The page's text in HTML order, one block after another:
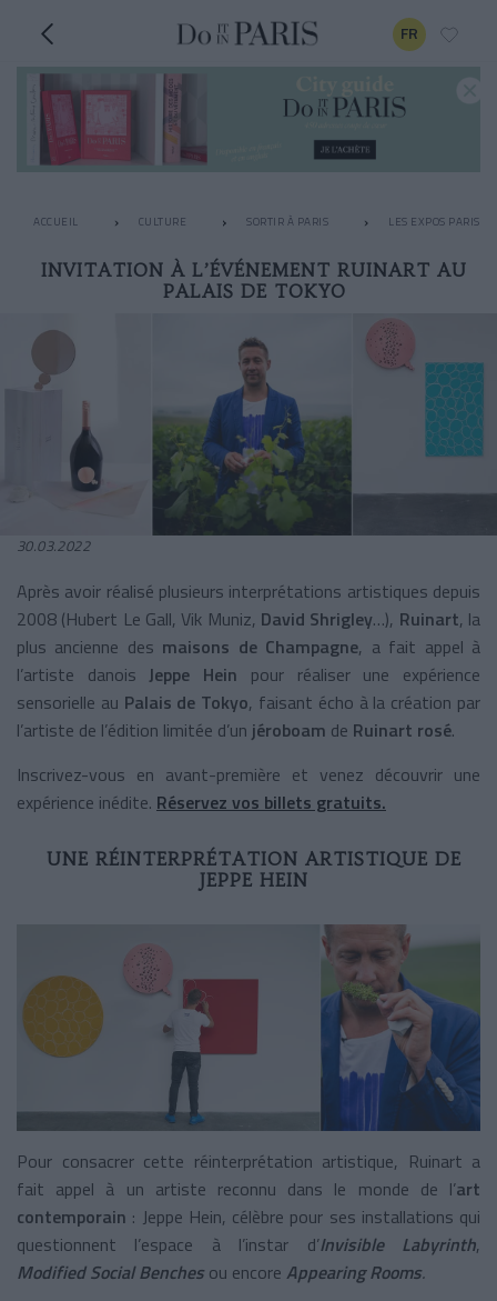
FR
ACCUEIL CULTURE SORTIR À PARIS LES EXPOS
INVITATION À L’ÉVÉNEMENT RUINART AU
PALAIS DE TOKYO
30.03.2022
Après avoir réalisé plusieurs interprétations artistiques depuis
2008 (Hubert Le Gall, Vik Muniz, David Shrigley…), Ruinart, la
plus ancienne des maisons de Champagne, a fait appel à
l’artiste danois Jeppe Hein pour réaliser une expérience
sensorielle au Palais de Tokyo, faisant écho à la création par
l’artiste de l’édition limitée d’un jéroboam de Ruinart rosé.
Inscrivez-vous en avant-première et venez découvrir une
expérience inédite. Réservez vos billets gratuits.
UNE RÉINTERPRÉTATION ARTISTIQUE DE
JEPPE HEIN
Pour consacrer cette réinterprétation artistique, Ruinart a
fait appel à un artiste reconnu dans le monde de l’art
contemporain : Jeppe Hein, célèbre pour ses installations qui
questionnent l’espace à l’instar d’Invisible Labyrinth,
Modified Social Benches ou encore Appearing Rooms.